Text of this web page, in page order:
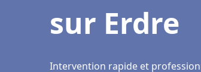
sur Erdre
Intervention rapide et